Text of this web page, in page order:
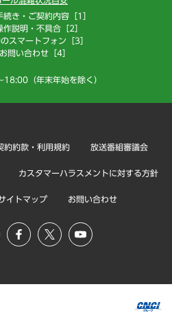
続き・ご契約内容［1］
作説明・不具合［2］
スマートフォン［3］
問い合わせ［4］
（年末年始を除く）
約約款・利用規約 放送番組審議会
カスタマーハラスメントに対する方針
イトマップ お問い合わせ